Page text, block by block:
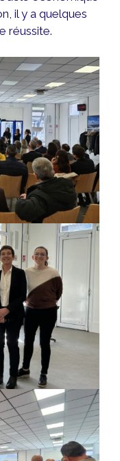
il y a quelques
réussite.